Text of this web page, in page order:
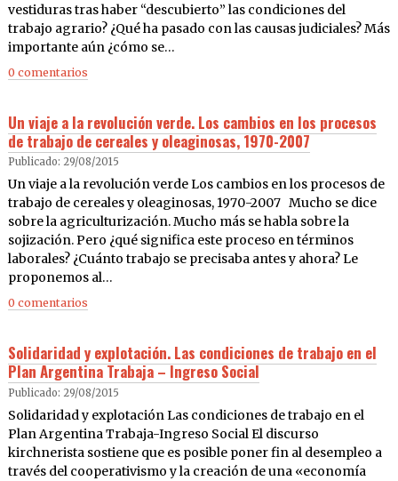
vestiduras tras haber “descubierto” las condiciones del
trabajo agrario? ¿Qué ha pasado con las causas judiciales? Más
importante aún ¿cómo se…
0 comentarios
Un viaje a la revolución verde. Los cambios en los procesos
de trabajo de cereales y oleaginosas, 1970-2007
Publicado: 29/08/2015
Un viaje a la revolución verde Los cambios en los procesos de
trabajo de cereales y oleaginosas, 1970-2007 Mucho se dice
sobre la agriculturización. Mucho más se habla sobre la
sojización. Pero ¿qué significa este proceso en términos
laborales? ¿Cuánto trabajo se precisaba antes y ahora? Le
proponemos al…
0 comentarios
Solidaridad y explotación. Las condiciones de trabajo en el
Plan Argentina Trabaja – Ingreso Social
Publicado: 29/08/2015
Solidaridad y explotación Las condiciones de trabajo en el
Plan Argentina Trabaja-Ingreso Social El discurso
kirchnerista sostiene que es posible poner fin al desempleo a
través del cooperativismo y la creación de una «economía